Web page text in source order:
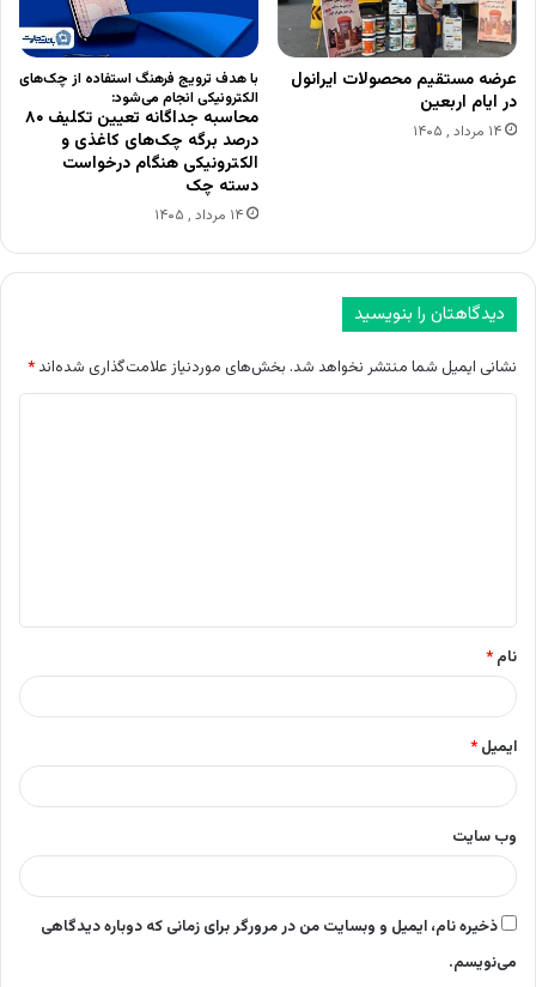
عرضه مستقیم محصولات ایرانول
در ایام اربعین
۱۴ مرداد , ۱۴۰۵
با هدف ترویج فرهنگ استفاده از چک‌های
الکترونیکی انجام می‌شود:
محاسبه جداگانه تعیین تکلیف ۸۰
درصد برگه چک‌های کاغذی و
الکترونیکی هنگام درخواست
دسته چک
۱۴ مرداد , ۱۴۰۵
دیدگاهتان را بنویسید
نشانی ایمیل شما منتشر نخواهد شد. بخش‌های موردنیاز علامت‌گذاری شده‌اند *
*
نام *
ایمیل *
وب‌ سایت
ذخیره نام، ایمیل و وبسایت من در مرورگر برای زمانی که دوباره دیدگاهی
می‌نویسم.